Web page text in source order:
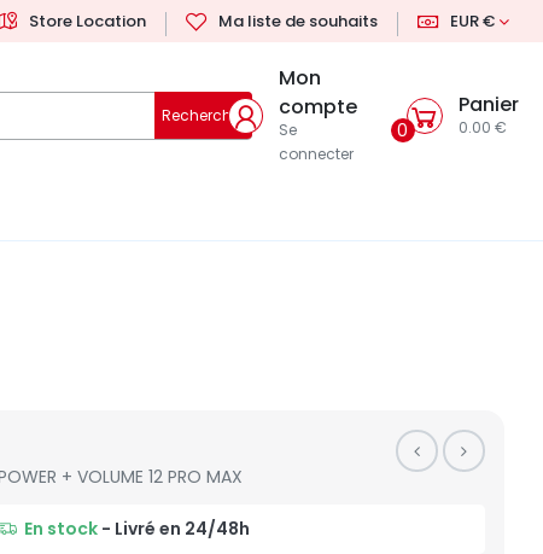
Store Location Ma liste de souhaits EUR €
Rechercher
Mon
compte
Se
connecter
0
Panier
0.00 €
+ VOLUME 12 PRO MAX
En stock - Livré en 24/48h